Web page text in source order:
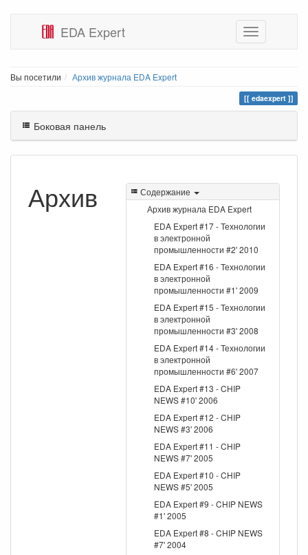
EDA Expert
Вы посетили Архив журнала EDA Expert
edaexpert
Боковая панель
Содержание
Архив журнала EDA Expert
EDA Expert #17 - Технологии
в электронной
промышленности #2' 2010
EDA Expert #16 - Технологии
в электронной
промышленности #1' 2009
EDA Expert #15 - Технологии
в электронной
промышленности #3' 2008
EDA Expert #14 - Технологии
в электронной
промышленности #6' 2007
EDA Expert #13 - CHIP
NEWS #10' 2006
EDA Expert #12 - CHIP
NEWS #3' 2006
EDA Expert #11 - CHIP
NEWS #7' 2005
EDA Expert #10 - CHIP
NEWS #5' 2005
EDA Expert #9 - CHIP NEWS
#1' 2005
EDA Expert #8 - CHIP NEWS
#7' 2004
Архив